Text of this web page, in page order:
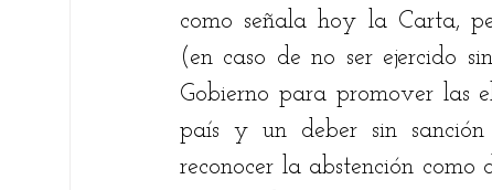
como señala hoy la Carta,
(en caso de no ser ejercido
Gobierno para promover las
país y un deber sin
reconocer la abstención